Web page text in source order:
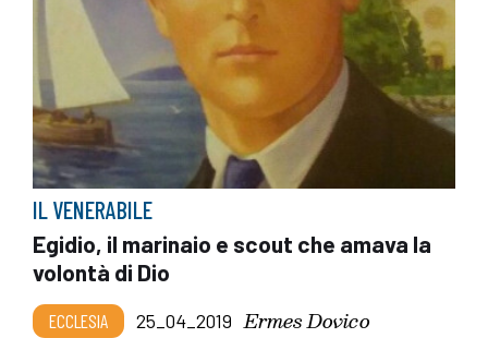
IL VENERABILE
Egidio, il marinaio e scout che amava la
volontà di Dio
ECCLESIA 25_04_2019 Ermes Dovico